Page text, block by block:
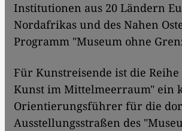
Institutionen aus 20 Ländern
Nordafrikas und des Nahen
Programm "Museum ohne
​​Für Kunstreisende ist die
Kunst im Mittelmeerraum" ein
Orientierungsführer für die
Ausstellungsstraßen des